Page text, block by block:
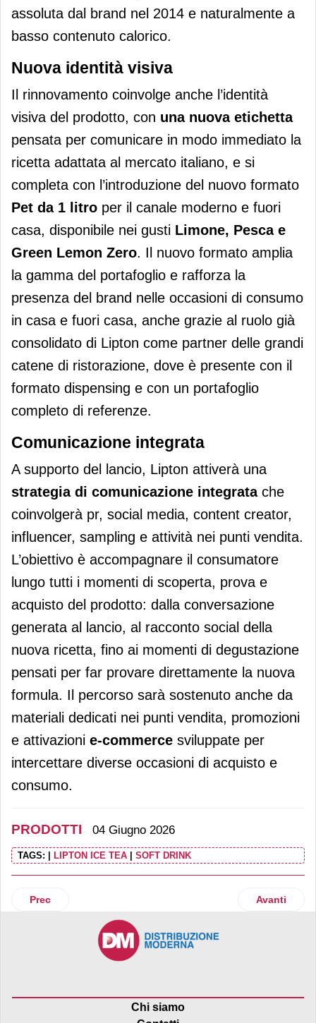
assoluta dal brand nel 2014 e naturalmente a
basso contenuto calorico.
Nuova identità visiva
Il rinnovamento coinvolge anche l’identità
visiva del prodotto, con una nuovaetichetta
pensata per comunicare in modo immediato la
ricetta adattata al mercato italiano, e si
completa con l’introduzione del nuovo formato
Pet da 1 litro per il canale moderno e fuori
casa, disponibile nei gusti Limone, Pesca e
Green Lemon Zero. Il nuovo formato amplia
la gamma del portafoglio e rafforza la
presenza del brand nelle occasioni di consumo
in casa e fuori casa, anche grazie al ruolo già
consolidato di Lipton come partner delle grandi
catene di ristorazione, dove è presente con il
formato dispensing e con un portafoglio
completo di referenze.
Comunicazione integrata
A supporto del lancio, Lipton attiverà una
strategia di comunicazione integratache
coinvolgerà pr, social media, content creator,
influencer, sampling e attività nei punti vendita.
L’obiettivo è accompagnare il consumatore
lungo tutti i momenti di scoperta, prova e
acquisto del prodotto: dalla conversazione
generata al lancio, al racconto social della
nuova ricetta, fino ai momenti di degustazione
pensati per far provare direttamente la nuova
formula. Il percorso sarà sostenuto anche da
materiali dedicati nei punti vendita, promozioni
e attivazioni e-commerce sviluppate per
intercettare diverse occasioni di acquisto e
consumo.
PRODOTTI 04 Giugno 2026
TAGS: LIPTON ICE TEA SOFT DRINK
Articolo precedente: Arrivano Gli Stellati di Asdomar, due
Prec Articolo
Avanti
Chi siamo